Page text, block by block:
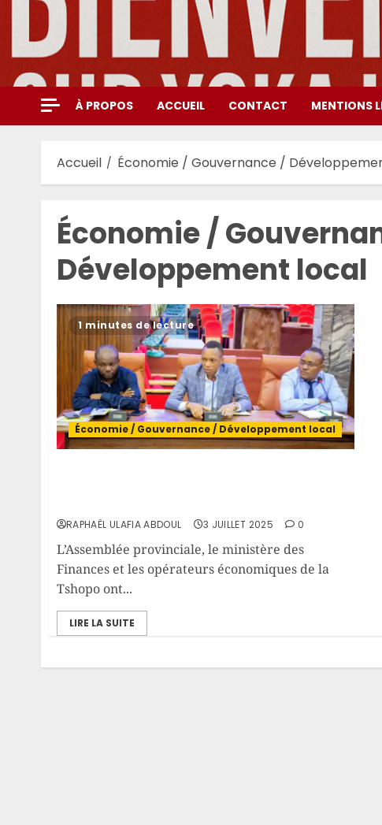
contenu
À PROPOS ACCUEIL CONTACT MENTIONS
Accueil Économie / Gouvernance /
Économie /
Développement local
1 minutes de lecture
Économie / Gouvernance / Développement local
RAPHAËL ULAFIA ABDOUL 3 JUILLET 2025 0
L’Assemblée provinciale, le ministère des
Finances et les opérateurs économiques de la
Tshopo ont...
LIRE LA SUITE